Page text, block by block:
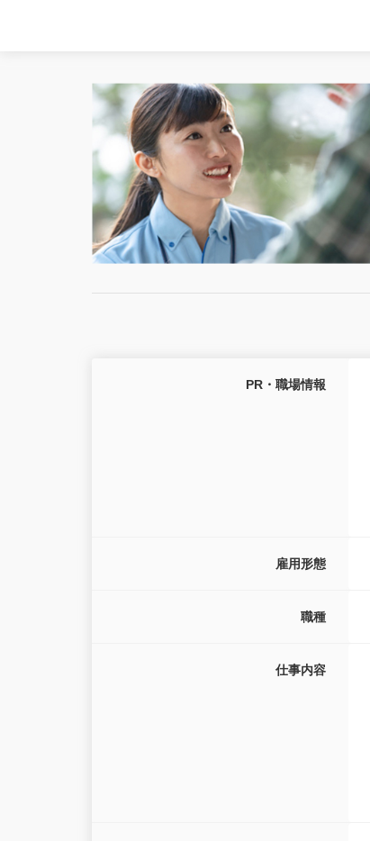
PR・職場情報
雇用形態
職種
仕事内容